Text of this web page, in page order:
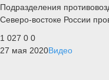
Подразделения
Северо-востоке России
1 027 0 0
27 мая 2020Видео